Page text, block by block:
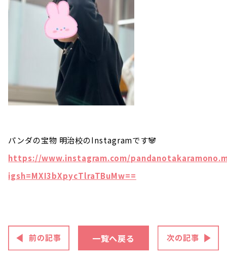
パンダの宝物 明治校のInstagramです🐼
https://www.instagram.com/
igsh=MXI3bXpycTlraTBuMw==
一覧へ戻る